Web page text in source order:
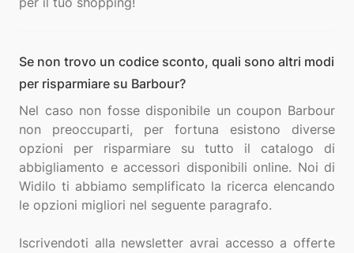
Se non trovo un codice sconto, quali sono altri modi
per risparmiare su Barbour?
Nel caso non fosse disponibile un coupon Barbour
non preoccuparti, per fortuna esistono diverse
opzioni per risparmiare su tutto il catalogo di
abbigliamento e accessori disponibili online. Noi di
Widilo ti abbiamo semplificato la ricerca elencando
le opzioni migliori nel seguente paragrafo.
Iscrivendoti alla newsletter avrai accesso a offerte